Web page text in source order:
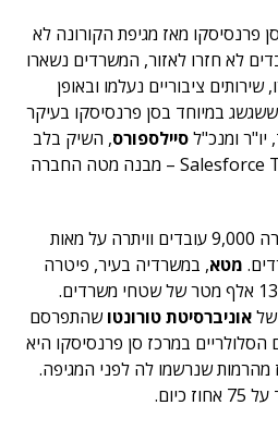
פרנסיסקו מאז מגיפת הקורונה לא
לא חזרו לאזור, המשרדים נשארו
ציבוריים נעלמו ובאופן
במיוחד בסן פרנסיסקו בעיקר
יו"ר ומנכ"לסיילספורס, השיק בלב
העיר ב-2018 את ה-Salesforce Tower – מבנה מטה החברה
אלא שמאז, סיילספורס פיטרה 9,000 עובדים וויתרה על מאות
מטא, במשרדיה בעיר, פיטרה
21,000 עובדים וזנחה כ-13.5 אלף מטר של שטחי משרדים.
אוניברסיטת טורונטושהתפרסם
הסלולריים במרכז סן פרנסיסקו היא
בהיקף של 32 אחוז מהרמות שנרשמו לה לפני המגיפה.